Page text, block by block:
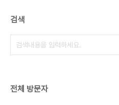
검색
전체 방문자